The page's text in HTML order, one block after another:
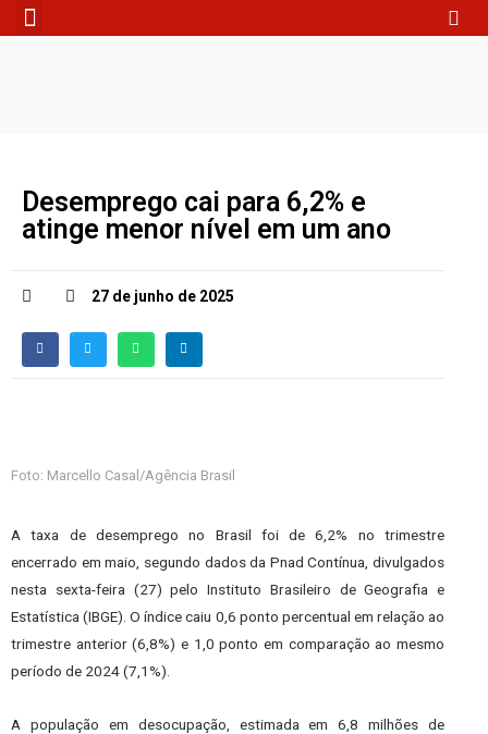
Desemprego cai para 6,2% e
atinge menor nível em um ano
27 de junho de 2025
Foto: Marcello Casal/Agência Brasil
A taxa de desemprego no Brasil foi de 6,2% no trimestre
encerrado em maio, segundo dados da Pnad Contínua, divulgados
nesta sexta-feira (27) pelo Instituto Brasileiro de Geografia e
Estatística (IBGE). O índice caiu 0,6 ponto percentual em relação ao
trimestre anterior (6,8%) e 1,0 ponto em comparação ao mesmo
período de 2024 (7,1%).
A população em desocupação, estimada em 6,8 milhões de